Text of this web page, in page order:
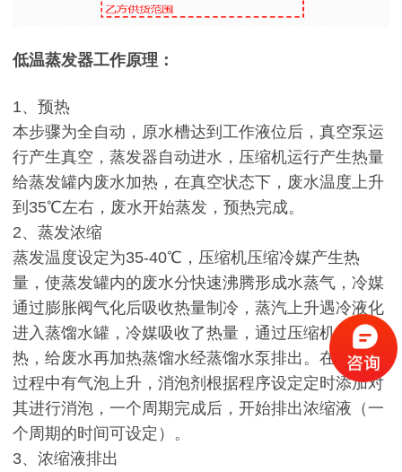
低温蒸发器工作原理：
1、预热
本步骤为全自动，原水槽达到工作液位后，真空泵运
行产生真空，蒸发器自动进水，压缩机运行产生热量
给蒸发罐内废水加热，在真空状态下，废水温度上升
到35℃左右，废水开始蒸发，预热完成。
2、蒸发浓缩
蒸发温度设定为35-40℃，压缩机压缩冷媒产生热
量，使蒸发罐内的废水分快速沸腾形成水蒸气，冷媒
通过膨胀阀气化后吸收热量制冷，蒸汽上升遇冷液化
进入蒸馏水罐，冷媒吸收了热量，通过压缩机压缩制
热，给废水再加热蒸馏水经蒸馏水泵排出。在蒸发的
过程中有气泡上升，消泡剂根据程序设定定时添加对
其进行消泡，一个周期完成后，开始排出浓缩液（一
个周期的时间可设定）。
3、浓缩液排出